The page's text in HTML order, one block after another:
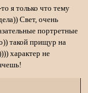
я только что тему
Свет, очень
портретные
такой прищур на
характер не